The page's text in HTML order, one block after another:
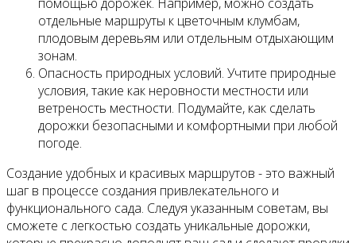
отдельные маршруты к цветочным клумбам,
плодовым деревьям или отдельным отдыхающим
зонам.
Опасность природных условий. Учтите природные
условия, такие как неровности местности или
ветреность местности. Подумайте, как сделать
дорожки безопасными и комфортными при любой
погоде.
Создание удобных и красивых маршрутов - это важный
шаг в процессе создания привлекательного и
функционального сада. Следуя указанным советам, вы
сможете с легкостью создать уникальные дорожки,